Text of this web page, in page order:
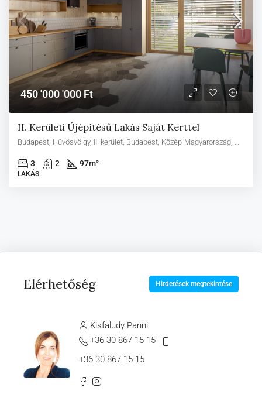
450 '000 '000 Ft
II. Kerületi Újépítésű Lakás Saját Kerttel
Budapest, Hűvösvölgy, II. kerület, Budapest, Közép-Magyarország, Magyarország
3 2 97m²
LAKÁS
Elérhetőség Hirdetések megtekintése
Kisfaludy Panni
+36 30 867 15 15
+36 30 867 15 15